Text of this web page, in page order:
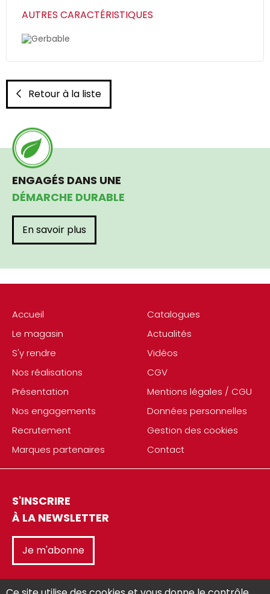
AUTRES CARACTÉRISTIQUES
Gerbable
Retour à la liste
Accueil
Le magasin
S'y rendre
Nos réalisations
Présentation
Nos engagements
Recrutement
Marques partenaires
Catalogues
Actualités
Vidéos
CGV
Mentions légales / CGU
Données personnelles
Gestion des cookies
Contact
S'INSCRIRE
À LA NEWSLETTER
Je m'abonne
ENGAGÉS DANS UNE
DÉMARCHE DURABLE
En savoir plus